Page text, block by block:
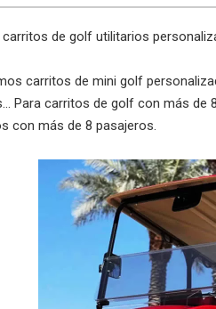
carritos de golf utilitarios
carritos de mini golf
Para carritos de golf con más
con más de 8 pasajeros.